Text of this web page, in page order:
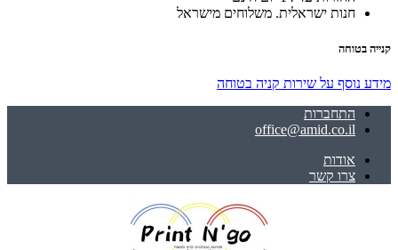
חנות ישראלית. משלוחים מישראל
קנייה בטוחה
מידע נוסף על שירות קניה בטוחה
התחברות
office@amid.co.il
אודות
צרו קשר